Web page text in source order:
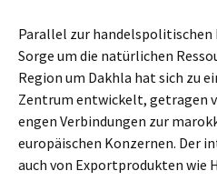
Parallel zur handelspolitischen
Sorge um die natürlichen
Region um Dakhla hat sich zu
Zentrum entwickelt, getragen
engen Verbindungen zur
europäischen Konzernen. Der
auch von Exportprodukten wie